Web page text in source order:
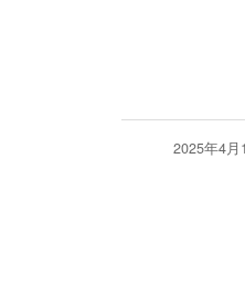
2025年4月